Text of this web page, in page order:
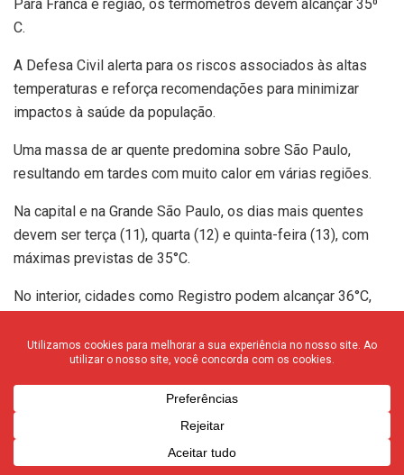
Para Franca e região, os termômetros devem alcançar 35⁰
C.
A Defesa Civil alerta para os riscos associados às altas
temperaturas e reforça recomendações para minimizar
impactos à saúde da população.
Uma massa de ar quente predomina sobre São Paulo,
resultando em tardes com muito calor em várias regiões.
Na capital e na Grande São Paulo, os dias mais quentes
devem ser terça (11), quarta (12) e quinta-feira (13), com
máximas previstas de 35°C.
No interior, cidades como Registro podem alcançar 36°C,
Ribeirão Preto, Bauru, São José do Rio Preto, Barretos e
Franca devem registrar até 35°C.
Outras localidades, como São José dos Campos,
Araçatuba, Presidente Prudente, Marília e Araraquara, terão
temperaturas próximas de 34°C. Em Sorocaba, os